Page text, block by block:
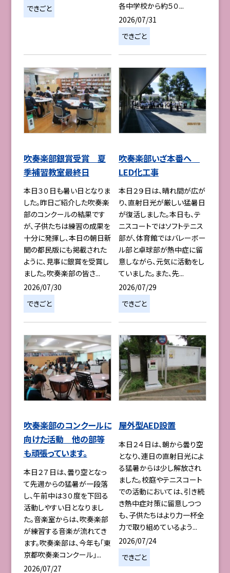
できごと
各中学校から約５０...
2026/07/31
できごと
吹奏楽部銀賞受賞 夏
季補習教室最終日
本日３０日も暑い日となりま
した。昨日ご紹介した吹奏楽
部のコンクールの結果です
が、子供たちは練習の成果を
十分に発揮し、本日の朝日新
聞の都民版にも掲載された
ように、見事に銀賞を受賞し
ました。吹奏楽部の皆さ...
2026/07/30
できごと
吹奏楽部いざ本番へ
LED化工事
本日２９日は、晴れ間が広が
り、直射日光が厳しい猛暑日
が復活しました。本日も、テ
ニスコートではソフトテニス
部が、体育館ではバレーボー
ル部と卓球部が熱中症に留
意しながら、元気に活動をし
ていました。また、先...
2026/07/29
できごと
吹奏楽部のコンクールに
向けた活動 他の部等
も頑張っています。
本日２７日は、曇り空となっ
て先週からの猛暑が一段落
し、午前中は３０度を下回る
活動しやすい日となりまし
た。音楽室からは、吹奏楽部
が練習する音楽が流れてき
ます。吹奏楽部は、今年も「東
京都吹奏楽コンクール」...
2026/07/27
屋外型AED設置
本日２４日は、朝から曇り空
となり、連日の直射日光によ
る猛暑からは少し解放され
ました。校庭やテニスコート
での活動においては、引き続
き熱中症対策に留意しつつ
も、子供たちはより力一杯全
力で取り組めているよう...
2026/07/24
できごと